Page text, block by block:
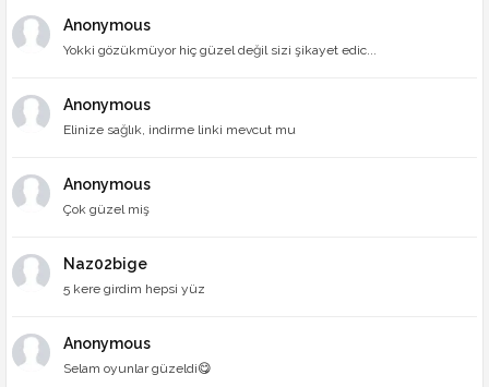
Anonymous
Yokki gözükmüyor hiç güzel değil sizi şikayet edic...
Anonymous
Elinize sağlık, indirme linki mevcut mu
Anonymous
Çok güzel miş
Naz02bige
5 kere girdim hepsi yüz
Anonymous
Selam oyunlar güzeldi😋